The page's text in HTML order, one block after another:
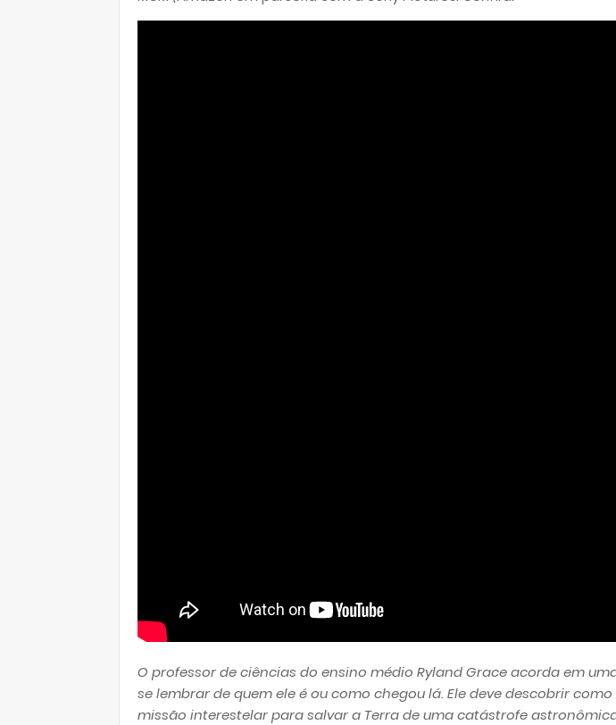
O professor de ciências do ensino médio Ryland Grace acorda em
se lembrar de quem ele é ou como chegou lá. Ele deve descobrir
missão interestelar para salvar a Terra de uma catástrofe